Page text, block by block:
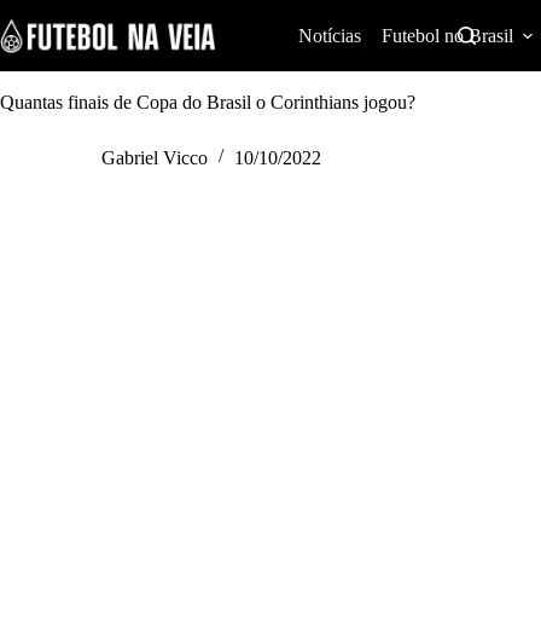
k
i
p
t
Notícias Futebol no Brasil
Quantas finais de Copa do Brasil o Corinthians jogou?
Gabriel Vicco 10/10/2022